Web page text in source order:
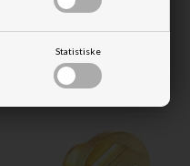
Statistiske